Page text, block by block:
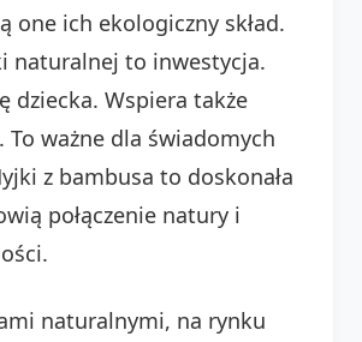
one ich ekologiczny skład.
naturalnej to inwestycja.
dziecka. Wspiera także
To ważne dla świadomych
z bambusa to doskonała
połączenie natury i
naturalnymi, na rynku